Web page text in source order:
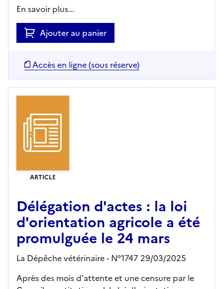
En savoir plus...
Ajouter au panier
Accès en ligne (sous réserve)
ARTICLE
Délégation d'actes : la loi
d'orientation agricole a été
promulguée le 24 mars
La Dépêche vétérinaire - N°1747 29/03/2025
Après des mois d'attente et une censure par le